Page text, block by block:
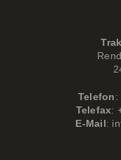
Telefon:
Telefax:
E-Mail: